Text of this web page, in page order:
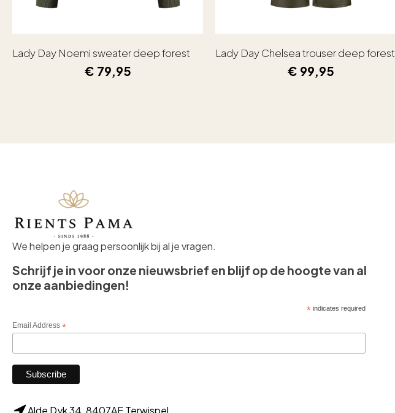
Lady Day Noemi sweater deep forest
€ 79,95
Lady Day Chelsea trouser deep forest
€ 99,95
We helpen je graag persoonlijk bij al je vragen.
Schrijf je in voor onze nieuwsbrief en blijf op de hoogte van al
onze aanbiedingen!
* indicates required
Email Address *
Alde Dyk 34, 8407AE Terwispel